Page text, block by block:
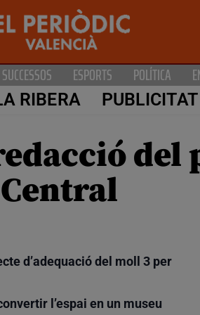
SUCCESSOS ESPORTS POLÍTICA
RIBERA PUBLICITAT
del
d’adequació del moll 3 per
l’espai en un museu